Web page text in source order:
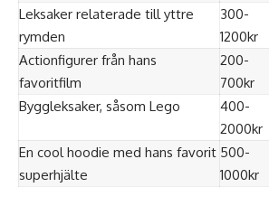
Leksaker relaterade till yttre
rymden
300-
1200kr
Actionfigurer från hans
favoritfilm
200-
700kr
Byggleksaker, såsom Lego
400-
2000kr
En cool hoodie med hans favorit
superhjälte
500-
1000kr